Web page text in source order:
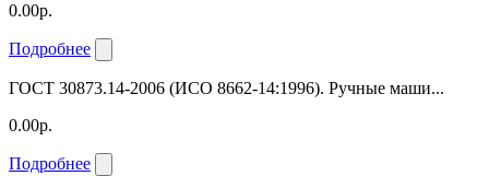
0.00р.
Подробнее
ГОСТ 30873.14-2006 (ИСО 8662-14:1996). Ручные маши...
0.00р.
Подробнее